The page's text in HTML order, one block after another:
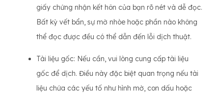
giấy chứng nhận kết hôn của bạn rõ nét và dễ đọc.
Bất kỳ vết bẩn, sự mờ nhòe hoặc phần nào không
thể đọc được đều có thể dẫn đến lỗi dịch thuật.
Tài liệu gốc: Nếu cần, vui lòng cung cấp tài liệu
gốc để dịch. Điều này đặc biệt quan trọng nếu tài
liệu chứa các yếu tố như hình mờ, con dấu hoặc